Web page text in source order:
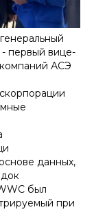
первый вице-
АСЭ
данных,
был
при